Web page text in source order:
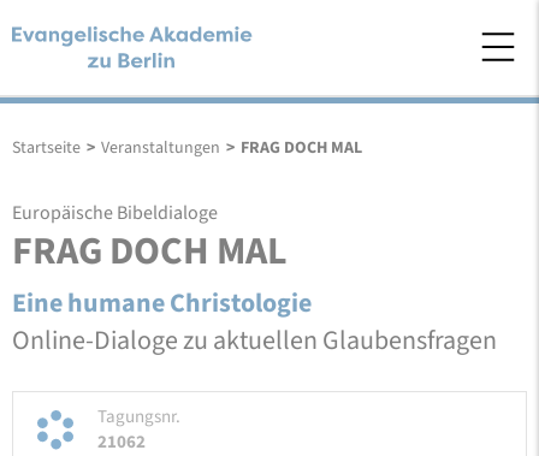
Startseite > Veranstaltungen > FRAG DOCH MAL
Europäische Bibeldialoge
FRAG DOCH MAL
Eine humane Christologie
Online-Dialoge zu aktuellen Glaubensfragen
Tagungsnr.
21062